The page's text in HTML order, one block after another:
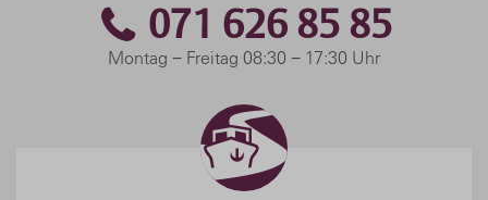
071 626 85 85
Montag − Freitag 08:30 − 17:30 Uhr